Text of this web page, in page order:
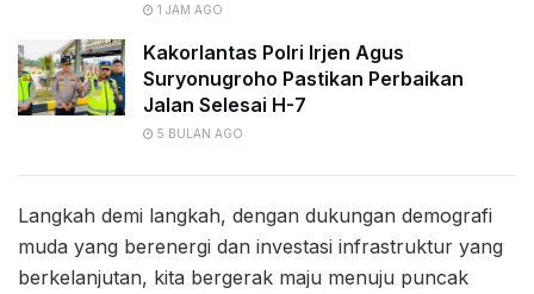
1 JAM AGO
Kakorlantas Polri Irjen Agus
Suryonugroho Pastikan Perbaikan
Jalan Selesai H-7
5 BULAN AGO
Langkah demi langkah, dengan dukungan demografi
muda yang berenergi dan investasi infrastruktur yang
berkelanjutan, kita bergerak maju menuju puncak